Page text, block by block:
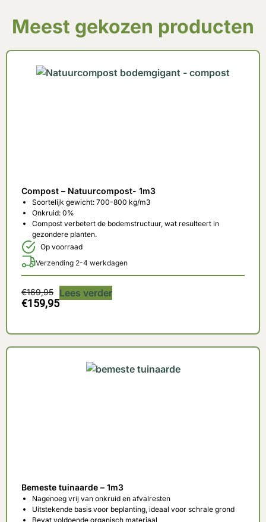
Meest gekozen producten
Compost – Natuurcompost- 1m3
Soortelijk gewicht: 700-800 kg/m3
Onkruid: 0%
Compost verbetert de bodemstructuur, wat resulteert in
gezondere planten.
Op voorraad
Verzending 2-4 werkdagen
€169,95
€159,95
Lees verder
Bemeste tuinaarde – 1m3
Nagenoeg vrij van onkruid en afvalresten
Uitstekende basis voor beplanting, ideaal voor schrale grond
Bevat voldoende organisch materiaal